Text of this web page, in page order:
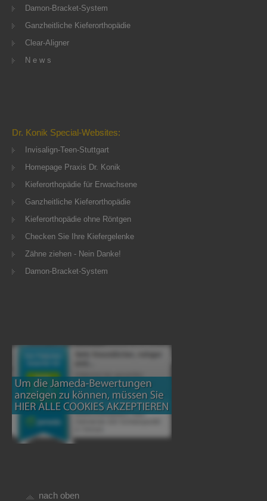
Damon-Bracket-System
Ganzheitliche Kieferorthopädie
Clear-Aligner
N e w s
Dr. Konik Special-Websites:
Invisalign-Teen-Stuttgart
Homepage Praxis Dr. Konik
Kieferorthopädie für Erwachsene
Ganzheitliche Kieferorthopädie
Kieferorthopädie ohne Röntgen
Checken Sie Ihre Kiefergelenke
Zähne ziehen - Nein Danke!
Damon-Bracket-System
nach oben